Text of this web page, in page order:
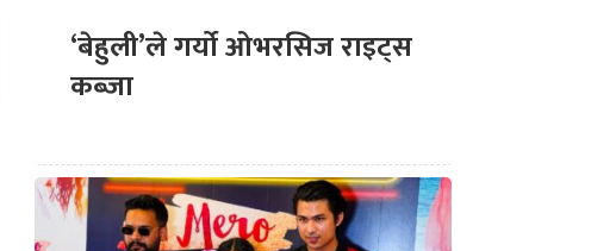
‘बेहुली’ले गर्यो ओभरसिज राइट्स
कब्जा